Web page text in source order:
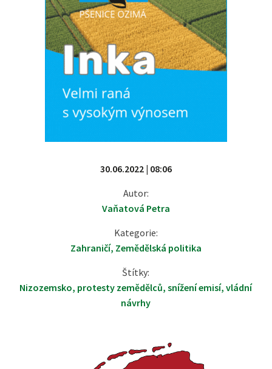
30.06.2022 | 08:06
Autor:
Vaňatová Petra
Kategorie:
Zahraničí, Zemědělská politika
Štítky:
Nizozemsko, protesty zemědělců,snížení emisí,vládní
návrhy